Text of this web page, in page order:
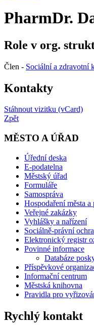
PharmDr.
Role v org.
Člen - Sociální a zdravotní
Kontakty
Stáhnout vizitku (vCard)
Zpět
MĚSTO A ÚŘAD
Úřední deska
E-podatelna
Městský úřad
Formuláře
Samospráva
Hospodaření města
Veřejné zakázky
Vyhlášky a nařízení
Sociálně-právní
Elektronický registr
Povinné informace
Databáze
Příspěvkové
Informační centrum
Městská knihovna
Pravidla pro
Rychlý kontakt